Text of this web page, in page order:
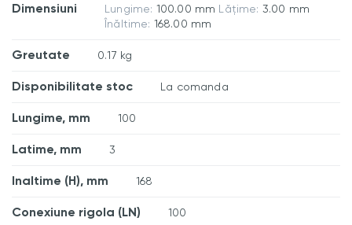
Dimensiuni Lungime: 100.00 mm Lățime: 3.00 mm
Înăltime: 168.00 mm
Greutate 0.17 kg
Disponibilitate stoc La comanda
Lungime, mm 100
Latime, mm 3
Inaltime (H), mm 168
Conexiune rigola (LN) 100